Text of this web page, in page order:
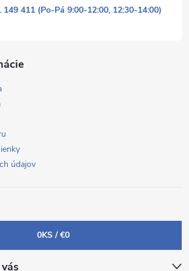
149 411 (Po-Pá 9:00-12:00, 12:30-14:00)
údajov
0KS /€0